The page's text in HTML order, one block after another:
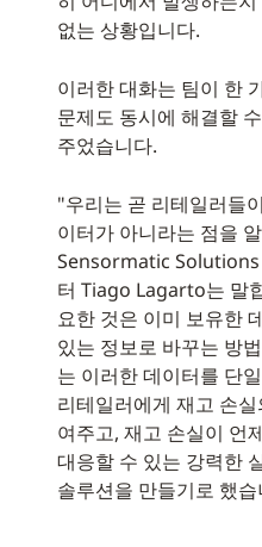
없는 상황입니다.
이러한 대화는 팀이 한
문제도 동시에 해결할
주었습니다.
"우리는 곧 리테일러들
이터가 아니라는 점을
Sensormatic Solutions
터 Tiago Lagarto는 말
요한 것은 이미 보유한
있는 정보로 바꾸는 방
는 이러한 데이터를 단
리테일러에게 재고 손
여주고, 재고 손실이 언
대응할 수 있는 강력한
솔루션을 만들기로 했습